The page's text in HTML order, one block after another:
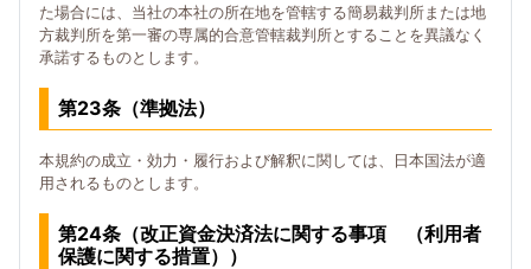
た場合には、当社の本社の所在地を管轄する簡易裁判所または地
方裁判所を第一審の専属的合意管轄裁判所とすることを異議なく
承諾するものとします。
第23条（準拠法）
本規約の成立・効力・履行および解釈に関しては、日本国法が適
用されるものとします。
第24条（改正資金決済法に関する事項 （利用者
保護に関する措置））